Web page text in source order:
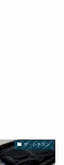
ザ・シチズン